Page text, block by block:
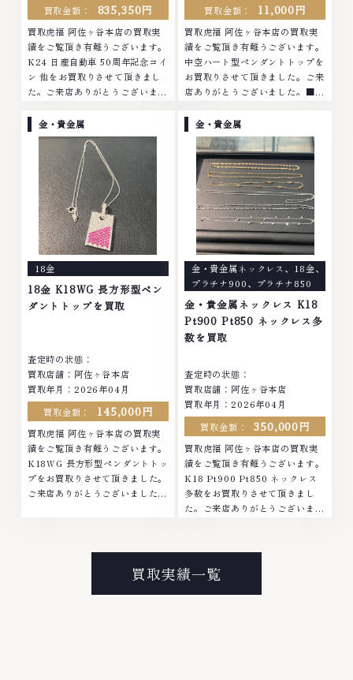
買取金額：
835,350円
買取虎福 阿佐ヶ谷本店の買取実
績をご覧頂き有難うございます。
K24 日産自動車 50周年記念コイ
ン 他をお買取りさせて頂きまし
た。ご来店ありがとうございまし
ラチナ ダイヤモンド ブランド品
ブランド衣類 お酒買取りのこと
なら、お任せくださいなかでも
金・プラチナ等のアクセサリー・
貴金属・宝石・ダイヤモンド・ジ
ュエリーや ブランド品・時計等
は特に自信を持って、高額査定を
実現しております。 古くて使わ
なくなってしまったアクセサリ
ー、動かなくなってしまった腕時
計、多くのお品物の高価買取りを
実現しており、他店ではお値段の
付かなかったお品物でも、一点一
～19:00定休日: 年中無休
買取金額：
11,000円
買取虎福 阿佐ヶ谷本店の買取実
績をご覧頂き有難うございます。
中空ハート型ペンダントトップを
お買取りさせて頂きました。ご来
店ありがとうございました。■地
イヤモンド ブランド品 ブランド
衣類 お酒買取りのことなら、お
任せくださいなかでも金・プラチ
ナ等のアクセサリー・貴金属・宝
石・ダイヤモンド・ジュエリーや
ブランド品・時計等は特に自信を
持って、高額査定を実現しており
ます。 古くて使わなくなってし
まったアクセサリー、動かなくな
ってしまった腕時計、多くのお品
物の高価買取りを実現しており、
他店ではお値段の付かなかったお
品物でも、一点一点丁寧に無料で
査定します。お気軽にご連絡くだ
さい。TEL: 0120-959-764営
業時間: 10:00～19:00定休日: 年
金・貴金属
18金
18金 K18WG 長方形型ペン
ダントトップを買取
査定時の状態：
買取店舗：阿佐ヶ谷本店
買取年月：2026年04月
買取金額：
145,000円
買取虎福 阿佐ヶ谷本店の買取実
績をご覧頂き有難うございます。
K18WG 長方形型ペンダントトッ
プをお買取りさせて頂きました。
ご来店ありがとうございました。
ら、お任せくださいなかでも金・
プラチナ等のアクセサリー・貴金
属・宝石・ダイヤモンド・ジュエ
リーや ブランド品・時計等は特
金・貴金属
金・貴金属ネックレス 、 18金、
プラチナ900、 プラチナ850
金・貴金属ネックレス K18
Pt900 Pt850 ネックレス多
数を買取
査定時の状態：
買取店舗：阿佐ヶ谷本店
買取年月：2026年04月
買取金額：
350,000円
買取虎福 阿佐ヶ谷本店の買取実
績をご覧頂き有難うございます。
K18 Pt900 Pt850 ネックレス
多数をお買取りさせて頂きまし
た。ご来店ありがとうございまし
ブランド衣類 お酒買取りのこと
なら、お任せくださいなかでも
金・プラチナ等のアクセサリー・
貴金属・宝石・ダイヤモンド・ジ
買取実績一覧